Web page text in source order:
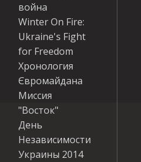
война
Winter On Fire:
Ukraine's Fight
for Freedom
Хронология
Євромайдана
Миссия
"Восток"
День
Независимости
Украины 2014